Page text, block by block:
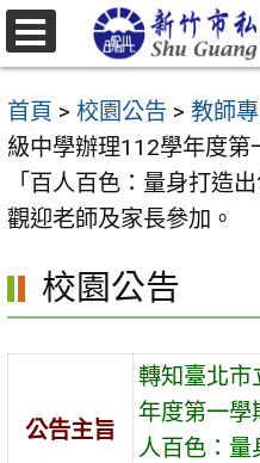
跳
至
要
內
區
首頁 > 校園公告 > 教師
級中學辦理112學年度
「百人百色：量身打造
觀迎老師及家長參加。
校園公告
公告主旨
轉知臺北市
年度第一學
人百色：量
選
單